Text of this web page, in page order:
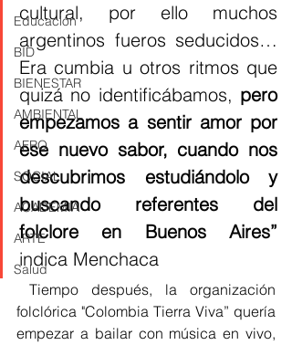
Educación
BID
BIENESTAR
AMBIENTAL
AFRO
SOCIAL
ACADEMIA
ARTE
Salud
cultural, por ello muchos
argentinos fueros seducidos…
Era cumbia u otros ritmos que
quizá no identificábamos, pero
empezamos a sentir amor por
ese nuevo sabor, cuando nos
descubrimos estudiándolo y
buscando referentes del
folclore en Buenos Aires”
indica Menchaca
folclórica "Colombia Tierra Viva” quería
empezar a bailar con música en vivo,